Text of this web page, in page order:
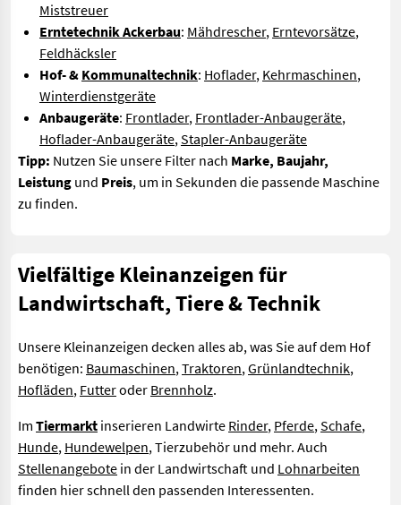
Miststreuer
Erntetechnik Ackerbau: Mähdrescher, Erntevorsätze,
Feldhäcksler
Hof- & Kommunaltechnik: Hoflader, Kehrmaschinen,
Winterdienstgeräte
Anbaugeräte: Frontlader, Frontlader-Anbaugeräte,
Hoflader-Anbaugeräte,Stapler-Anbaugeräte
Tipp: Nutzen Sie unsere Filter nach Marke, Baujahr,
Leistung und Preis, um in Sekunden die passende Maschine
zu finden.
Vielfältige Kleinanzeigen für
Landwirtschaft, Tiere & Technik
Unsere Kleinanzeigen decken alles ab, was Sie auf dem Hof
benötigen: Baumaschinen,Traktoren,Grünlandtechnik,
Hofläden, Futteroder Brennholz.
Im Tiermarkt inserieren Landwirte Rinder, Pferde,Schafe,
Hunde, Hundewelpen, Tierzubehör und mehr. Auch
Stellenangebote in der Landwirtschaft und Lohnarbeiten
finden hier schnell den passenden Interessenten.